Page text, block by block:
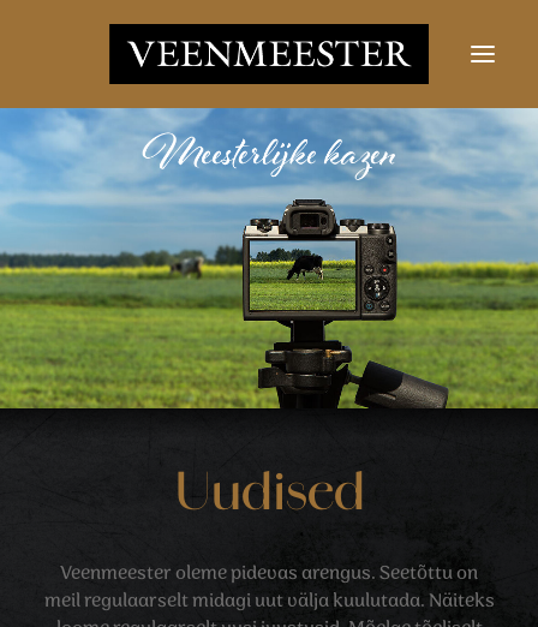
JUUSTUD
VÕTKE ÜHENDUST
LOGI SISSE
Otsima: Otsi nupp
Uudised
Veenmeester oleme pidevas arengus. Seetõttu on
meil regulaarselt midagi uut välja kuulutada. Näiteks